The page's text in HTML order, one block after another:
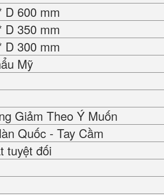
D 600 mm
D 350 mm
D 300 mm
Mỹ
Giảm Theo Ý Muốn
Quốc - Tay Cầm
tuyệt đối